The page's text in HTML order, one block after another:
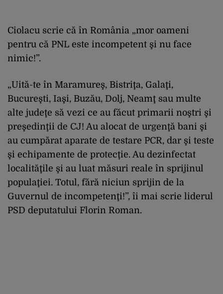
Ciolacu scrie că în România „mor oameni
pentru că PNL este incompetent şi nu face
nimic!”.
„Uită-te în Maramureş, Bistriţa, Galaţi,
Bucureşti, Iaşi, Buzău, Dolj, Neamţ sau multe
alte judeţe să vezi ce au făcut primarii noştri şi
preşedinţii de CJ! Au alocat de urgenţă bani şi
au cumpărat aparate de testare PCR, dar şi teste
şi echipamente de protecţie. Au dezinfectat
localităţile şi au luat măsuri reale în sprijinul
populaţiei. Totul, fără niciun sprijin de la
Guvernul de incompetenţi!”, îi mai scrie liderul
PSD deputatului Florin Roman.